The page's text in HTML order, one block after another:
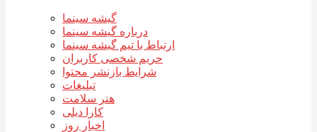
گیشه سینما
درباره گیشه سینما
ارتباط با تیم گیشه سینما
حریم شخصی کاربران
شرایط بازنشر محتوا
تبلیغات
هنر سلامت
کارا دیلی
اخبار روز